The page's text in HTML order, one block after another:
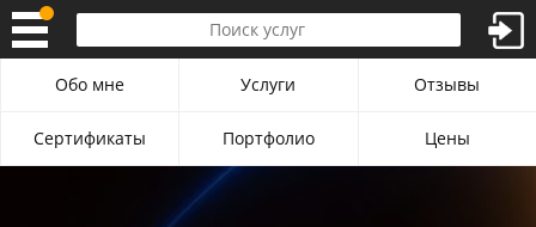
Обо мне Услуги Отзывы
Сертификаты Портфолио Цены